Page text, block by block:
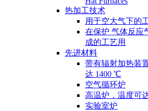
热加工技术
用于空大气下的
在保护 气体反应
成的工艺用
先进材料
带有辐射加热装
达 1400 ℃
空气循环炉
高温炉，温度可
实验室炉